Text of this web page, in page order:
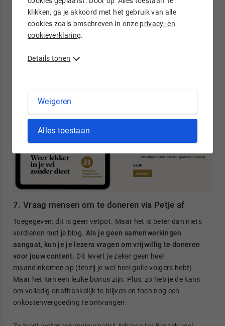
klikken, ga je akkoord met het gebruik van alle
cookies zoals omschreven in onze privacy- en
cookieverklaring.
Details tonen
Weigeren
Alles toestaan
book gemaakt met dieet-proof recepten. Lezers die haar
recepten graag volgen, zullen waarschijnlijk snel overstag
gaan om voor minder dan een tientje dit e-book aan te
schaffen.
7. Vraag mensen om te doneren via Petje af
Toegegeven: dit is geen vetpot. Maar het is beter dan niets
verdienen met je blog. Als je geen samenwerkingen
aangaat, kun je je lezers vragen om vrijwillig te doneren
voor jouw content. Dit levert je zeker geen heel
maandinkomen op (tenzij je wel heel gulle volgers hebt).
Maar het kan een leuke bonus zijn. Plus: zo heb je de kans
om volledig onafhankelijk te blijven en toch nog een
onkostenvergoeding te ontvangen.